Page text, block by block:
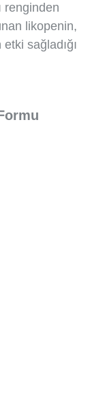
renginden
likopenin,
sağladığı